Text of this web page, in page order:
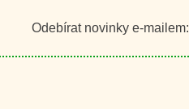
Odebírat novinky e-mailem: